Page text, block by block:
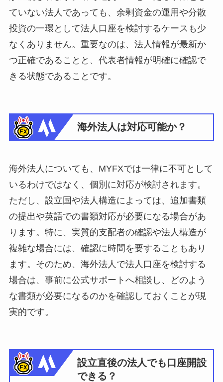
ていない法人であっても、余剰資金の運用や分散
投資の一環として法人口座を検討するケースも少
なくありません。重要なのは、法人情報が最新か
つ正確であることと、代表者情報が明確に確認で
きる状態であることです。
海外法人は対応可能か？
海外法人についても、MYFXでは一律に不可として
いるわけではなく、個別に対応が検討されます。
ただし、設立国や法人構造によっては、追加書類
の提出や英語での書類対応が必要になる場合があ
ります。特に、実質的支配者の確認や法人構造が
複雑な場合には、確認に時間を要することもあり
ます。そのため、海外法人で法人口座を検討する
場合は、事前に公式サポートへ相談し、どのよう
な書類が必要になるのかを確認しておくことが現
実的です。
設立直後の法人でも口座開設
できる？